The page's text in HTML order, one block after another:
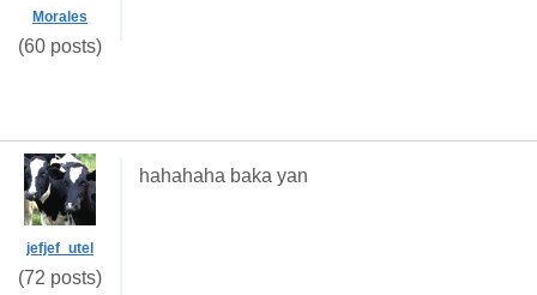
Morales
(60 posts)
jefjef_utel
(72 posts)
hahahaha baka yan